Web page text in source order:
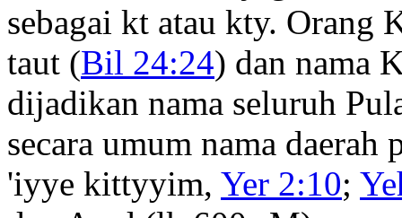
sebagai kt atau kty. Orang
taut (Bil 24:24) dan nama
dijadikan nama seluruh
secara umum nama
'iyye kittyyim, Yer 2:10;